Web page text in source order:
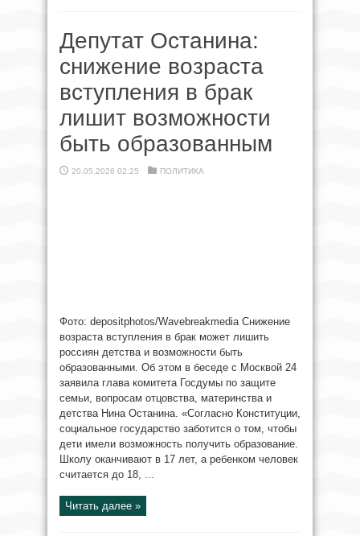
Депутат Останина:
снижение возраста
вступления в брак
лишит возможности
быть образованным
20.05.2026 02:25 ПОЛИТИКА
Фото: depositphotos/Wavebreakmedia Снижение
возраста вступления в брак может лишить
россиян детства и возможности быть
образованными. Об этом в беседе с Москвой 24
заявила глава комитета Госдумы по защите
семьи, вопросам отцовства, материнства и
детства Нина Останина. «Согласно Конституции,
социальное государство заботится о том, чтобы
дети имели возможность получить образование.
Школу оканчивают в 17 лет, а ребенком человек
считается до 18, ...
Читать далее »